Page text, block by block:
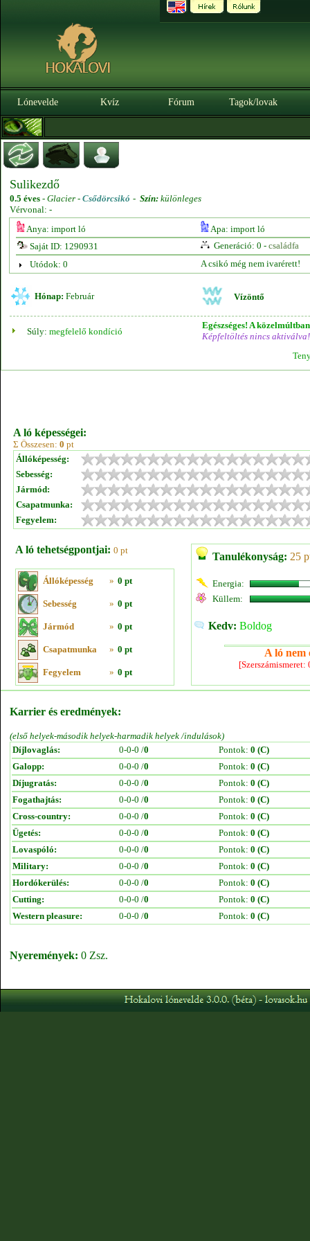
Lónevelde Kvíz Fórum Tagok/lovak
Sulikezdő
0.5 éves - Glacier - Csődörcsikó - Szín: különleges
Vérvonal: -
Anya: import ló
Apa: import ló
Saját ID: 1290931
Generáció: 0 - családfa
Utódok: 0
A csikó még nem ivarérett!
Hónap: Február Vízöntő
Súly: megfelelő kondíció
Egészséges! A
Képfeltöltés nincs aktiválva!
A ló képességei:
Σ Összesen: 0 pt
Állóképesség:
Sebesség:
Jármód:
Csapatmunka:
Fegyelem:
A ló tehetségpontjai: 0 pt
Állóképesség » 0 pt
Sebesség » 0 pt
Jármód » 0 pt
Csapatmunka » 0 pt
Fegyelem » 0 pt
Tanulékonyság: 25
Energia:
Küllem:
Kedv: Boldog
A ló nem
Karrier és eredmények:
(első helyek-második helyek-harmadik helyek /indulások)
Díjlovaglás:
0-0-0 /0 Pontok: 0 (C)
Galopp:
0-0-0 /0 Pontok: 0 (C)
Díjugratás:
0-0-0 /0 Pontok: 0 (C)
Fogathajtás:
0-0-0 /0 Pontok: 0 (C)
Cross-country:
0-0-0 /0 Pontok: 0 (C)
Ügetés:
0-0-0 /0 Pontok: 0 (C)
Lovaspóló:
0-0-0 /0 Pontok: 0 (C)
Military:
0-0-0 /0 Pontok: 0 (C)
Hordókerülés:
0-0-0 /0 Pontok: 0 (C)
Cutting:
0-0-0 /0 Pontok: 0 (C)
Western pleasure:
0-0-0 /0 Pontok: 0 (C)
Nyeremények: 0 Zsz.